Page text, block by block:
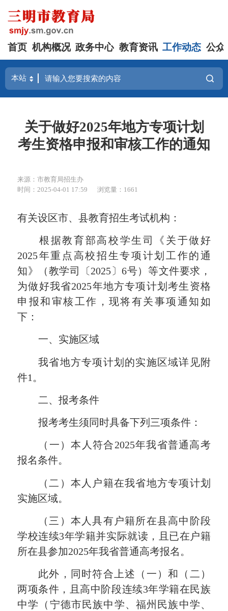
首页 机构概况 政务中心 教育资讯 工作动态 公众
关于做好2025年地方专项计划
考生资格申报和审核工作的通知
来源：市教育局招生办
时间：2025-04-01 17:59
浏览量：1661
有关设区市、县教育招生考试机构 ：
根据教育部高校学生司《关于做好
2025年重点高校招生专项计划工作的通
知》（教学司
〔 2025 〕6号）等文件要求，
为做好我省2025年地方专项计划考生资格
申报和审核工作，现将有关事项通知如
下：
一、 实施区域
我省地方专项计划的实施区域详 见附
件1。
二、报考条件
报考考生须同时具备下列三项条件 ：
（一）本人符合2025年我省普通高考
报名条件。
（二）本人户籍在我省地方专项计划
实施区域。
（三）本人具有户籍所在县高中阶段
学校连续3年学籍并实际就读，且已在 户籍
所在县参加2025年我省普通高考报名。
此外，同 时符合上述（一）和（二）
两项条件，且高中阶段连续3年学籍在民族
中学（宁德市民族中学、福州民族中学、